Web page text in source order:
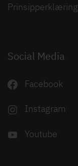
Prinsipperklæring
Social Media
Facebook
Instagram
Youtube